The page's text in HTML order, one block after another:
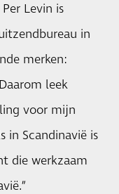
Levin is
in
merken:
leek
voor mijn
in Scandinavië is
die werkzaam